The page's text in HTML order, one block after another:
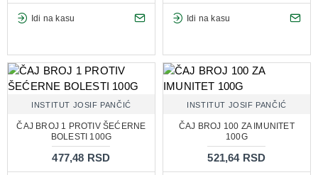
Idi na kasu Idi na kasu
INSTITUT JOSIF PANČIĆ
ČAJ BROJ 1 PROTIV ŠEĆERNE
BOLESTI 100G
477,48 RSD
INSTITUT JOSIF PANČIĆ
ČAJ BROJ 100 ZA IMUNITET
100G
521,64 RSD